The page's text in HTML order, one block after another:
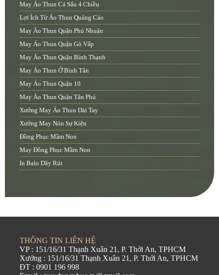
May Áo Thun Cá Sấu 4 Chiều
Lợi Ích Từ Áo Thun Quảng Cáo
May Áo Thun Quận Phú Nhuận
May Áo Thun Quận Gò Vấp
May Áo Thun Quận Bình Thạnh
May Áo Thun Ở Bình Tân
May Áo Thun Quận 10
May Áo Thun Quận Tân Phú
Xưởng May Áo Thun Dài Tay
Xưởng May Nón Sự Kiện
Đồng Phục Mầm Non
May Đồng Phục Mầm Non
In Balo Dây Rút
THÔNG TIN LIÊN HỆ
VP : 151/16/31 Thạnh Xuân 21, P. Thới An, TPHCM
Xưởng : 151/16/31 Thạnh Xuân 21, P. Thới An, TPHCM
ĐT : 0901 196 998